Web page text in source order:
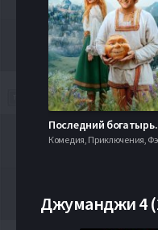
Джуманджи 4